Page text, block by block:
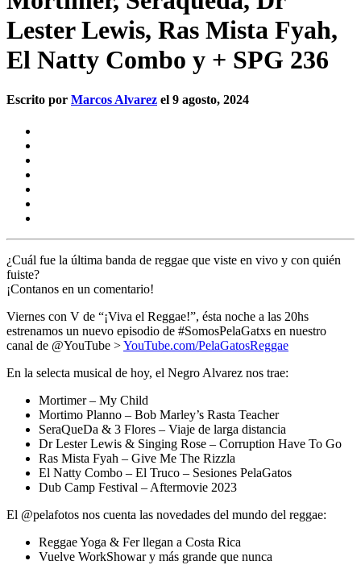
Lester Lewis, Ras Mista Fyah,
El Natty Combo y + SPG 236
Escrito por Marcos Alvarez el 9 agosto, 2024
¿Cuál fue la última banda de reggae que viste en vivo y con quién
fuiste?
¡Contanos en un comentario!
Viernes con V de “¡Viva el Reggae!”, ésta noche a las 20hs
estrenamos un nuevo episodio de #SomosPelaGatxs en nuestro
canal de @YouTube >YouTube.com/PelaGatosReggae
En la selecta musical de hoy, el Negro Alvarez nos trae:
Mortimer – My Child
Mortimo Planno – Bob Marley’s Rasta Teacher
SeraQueDa & 3 Flores – Viaje de larga distancia
Dr Lester Lewis & Singing Rose – Corruption Have To Go
Ras Mista Fyah – Give Me The Rizzla
El Natty Combo – El Truco – Sesiones PelaGatos
Dub Camp Festival – Aftermovie 2023
El @pelafotos nos cuenta las novedades del mundo del reggae:
Reggae Yoga & Fer llegan a Costa Rica
Vuelve WorkShowar y más grande que nunca